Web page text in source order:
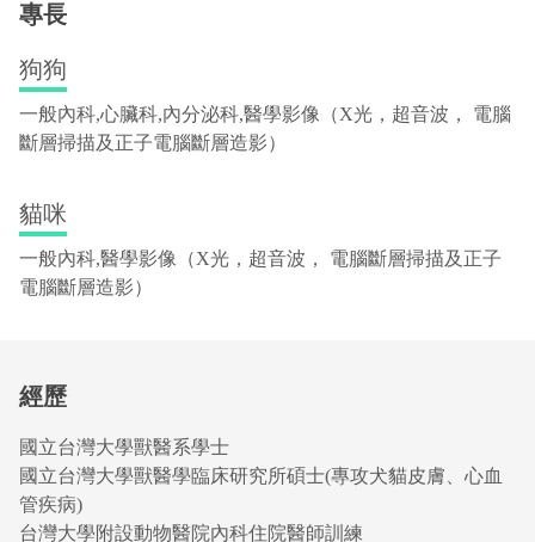
專長
狗狗
一般內科,心臟科,內分泌科,醫學影像（X光，超音波， 電腦
斷層掃描及正子電腦斷層造影）
貓咪
一般內科,醫學影像（X光，超音波， 電腦斷層掃描及正子
電腦斷層造影）
經歷
國立台灣大學獸醫系學士
國立台灣大學獸醫學臨床研究所碩士(專攻犬貓皮膚、心血
管疾病)
台灣大學附設動物醫院內科住院醫師訓練